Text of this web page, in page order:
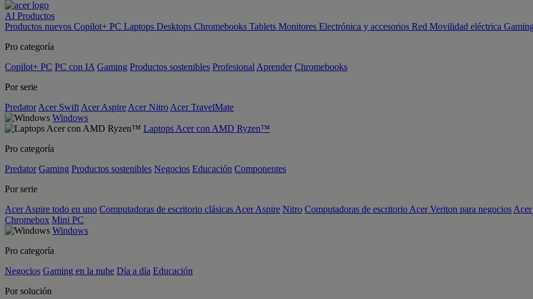
AI Productos
Productos nuevos Copilot+ PC Laptops Desktops Chromebooks Tablets Monitores Electrónica y accesorios Red Movilidad eléctrica
Pro categoría
Copilot+ PC PC con IA Gaming Productos sostenibles Profesional Aprender Chromebooks
Por serie
Predator Acer Swift Acer Aspire Acer Nitro Acer TravelMate
Windows
Laptops Acer con AMD Ryzen™
Pro categoría
Predator Gaming Productos sostenibles Negocios Educación Componentes
Por serie
Acer Aspire todo en uno Computadoras de escritorio clásicas Acer Aspire Nitro Computadoras de escritorio Acer Veriton para negocios
Chromebox Mini PC
Windows
Pro categoría
Negocios Gaming en la nube Día a día Educación
Por solución